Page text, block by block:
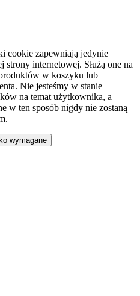
cookie zapewniają jedynie
strony internetowej. Służą one na
w koszyku lub
Nie jesteśmy w stanie
na temat użytkownika, a
w ten sposób nigdy nie zostaną
wymagane